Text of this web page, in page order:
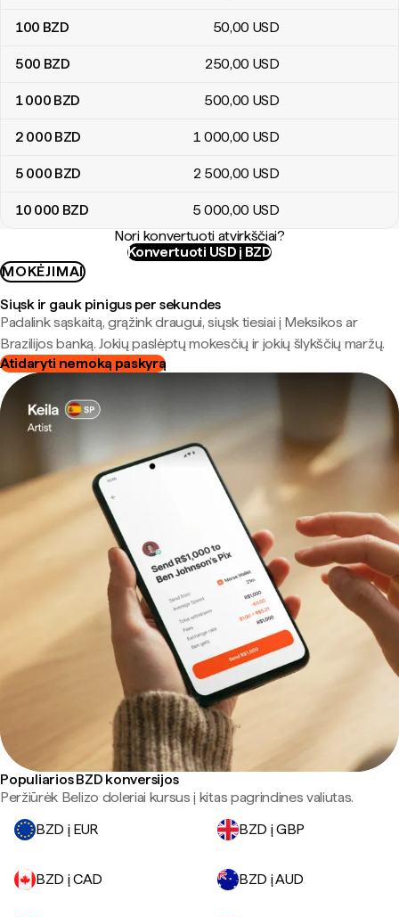
100 BZD 50,00 USD
500 BZD 250,00 USD
1 000 BZD 500,00 USD
2 000 BZD 1 000,00 USD
5 000 BZD 2 500,00 USD
10 000 BZD 5 000,00 USD
Nori konvertuoti atvirkščiai?
Konvertuoti USD į BZD
MOKĖJIMAI
Siųsk ir gauk pinigus per sekundes
Padalink sąskaitą, grąžink draugui, siųsk tiesiai į Meksikos ar
Brazilijos banką. Jokių paslėptų mokesčių ir jokių šlykščių maržų.
Atidaryti nemoką paskyrą
Populiarios BZD konversijos
Peržiūrėk Belizo doleriai kursus į kitas pagrindines valiutas.
BZD į EUR
BZD į GBP
BZD į CAD BZD į AUD